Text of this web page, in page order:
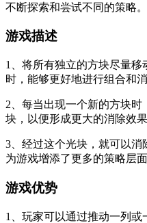
不断探索和尝试不同的策略。
游戏描述
1、将所有独立的方块尽量
时，能够更好地进行组合和消
2、每当出现一个新的方块
块，以便形成更大的消除效果
3、经过这个光块，就可以
为游戏增添了更多的策略层面
游戏优势
1、玩家可以通过推动一列或